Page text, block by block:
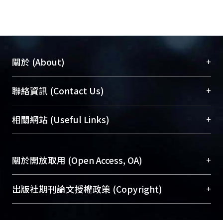
活性。結果顯示：在斑馬魚的骨細胞
內，人類DMP-1啟動子的上游2,783 kb
片段是有作用的，因為在過渡性的轉殖
2.783K-4及Hu-DMP-1-GFP-2.783K-36這
兩個結構體可驅使報導基因綠色螢光蛋
白在幼魚孵化後一個月的魚體上看到：
頭部骨骼、鰓蓋、胸鰭、腹鰭、鰭骨、
Hu-DMP-1-GFP-2.783K-36結構體，也可
驅使報導基因綠色螢光蛋白於胚胎15.5
天(dpc)及出生後在小鼠(F1)的骨細胞、
關於 (About) +
臺大位居世界頂尖大學之列，為永久珍藏及向國際
展現本校豐碩的研究成果及學術能量，圖書館整合
機構典藏（NTUR）與學術庫（AH）不同功能平
台，成為臺大學術典藏NTU scholars。期能整合研
成果。
To permanently archive and promote researcher
profiles and scholarly works, Library integrates the
services of “NTU Repository” with “Academic
聯絡資訊 (Contact Us) +
總館學科館員(Main Library)
醫學圖書館學科館員(Medical Library)
Sciences Library)
相關網站 (Useful Links) +
關於開放取用 (Open Access, OA) +
開放取用是從使用者角度提升資訊取用性的社會運
動，應用在學術研究上是透過將研究著作公開供使
出版社期刊論文授權政策 (Copyright) +